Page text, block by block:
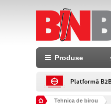
Produse
Platformă
Tehnica de birou